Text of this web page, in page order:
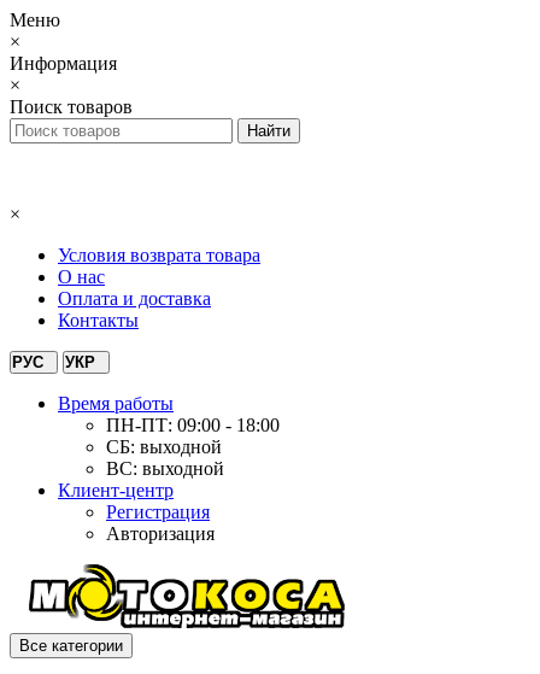
Меню
×
Информация
×
Поиск товаров
×
Условия возврата товара
О нас
Оплата и доставка
Контакты
РУС УКР
Время работы
ПН-ПТ: 09:00 - 18:00
СБ: выходной
ВС: выходной
Клиент-центр
Регистрация
Авторизация
Все категории